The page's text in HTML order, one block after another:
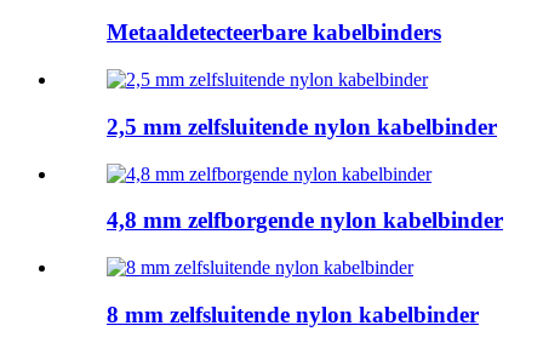
Metaaldetecteerbare kabelbinders
2,5 mm zelfsluitende nylon kabelbinder
4,8 mm zelfborgende nylon kabelbinder
8 mm zelfsluitende nylon kabelbinder